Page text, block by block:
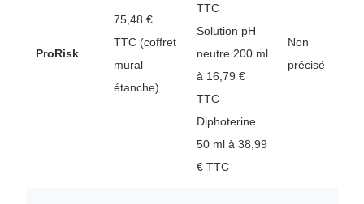
ProRisk
75,48 €
TTC (coffret
mural
étanche)
TTC
Solution pH
neutre 200 ml
à 16,79 €
TTC
Diphoterine
50 ml à 38,99
€ TTC
Non
précisé